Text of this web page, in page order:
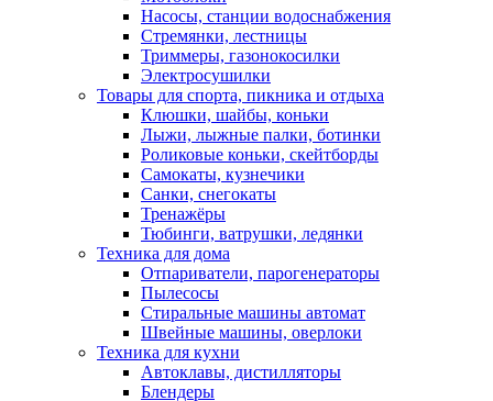
Насосы, станции водоснабжения
Стремянки, лестницы
Триммеры, газонокосилки
Электросушилки
Товары для спорта, пикника и отдыха
Клюшки, шайбы, коньки
Лыжи, лыжные палки, ботинки
Роликовые коньки, скейтборды
Самокаты, кузнечики
Санки, снегокаты
Тренажёры
Тюбинги, ватрушки, ледянки
Техника для дома
Отпариватели, парогенераторы
Пылесосы
Стиральные машины автомат
Швейные машины, оверлоки
Техника для кухни
Автоклавы, дистилляторы
Блендеры